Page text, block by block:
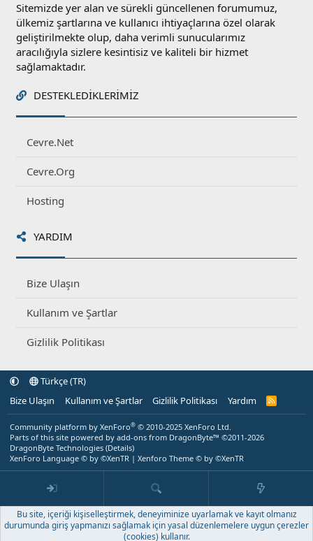
Sitemizde yer alan ve sürekli güncellenen forumumuz,
ülkemiz şartlarına ve kullanıcı ihtiyaçlarına özel olarak
geliştirilmekte olup, daha verimli sunucularımız
aracılığıyla sizlere kesintisiz ve kaliteli bir hizmet
sağlamaktadır.
DESTEKLEDIKLERIMIZ
Cevre.Net
Cevre.Org
Hosting
YARDIM
Bize Ulaşın
Kullanım ve Şartlar
Gizlilik Politikası
Türkçe (TR)
Bize Ulaşın
Kullanım ve Şartlar Gizlilik Politikası Yardım
R
Community platform by XenForo® © 2010-2025 XenForo Ltd.
Parts of this site powered by add-ons from DragonByte™ ©2011-2026
DragonByte Technologies (Details)
XenForo Language © by ©XenTR | Xenforo Theme © by ©XenTR
Bu site, içeriği kişiselleştirmek, deneyiminize uyarlamak ve kayıt olmanız
durumunda giriş yapmanızı sağlamak için yasal düzenlemelere uygun çerezler
(cookies) kullanır.